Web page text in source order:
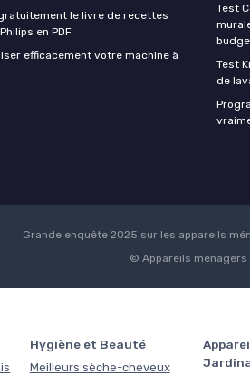
le livre de recettes
en PDF
efficacement votre machine à
Test
Test
de
Grande enquête 2025 sur les appareils
© Appareils ménagers
Hygiène et Beauté
Meilleurs sèche-cheveux